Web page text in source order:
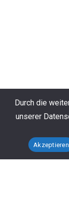
Durch die
unserer
Akzeptieren